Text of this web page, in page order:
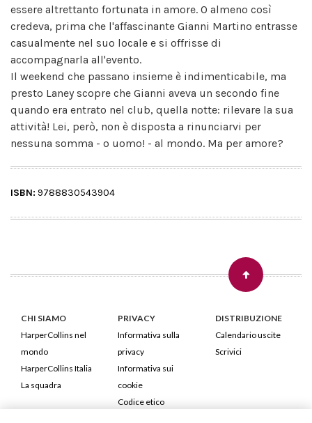
essere altrettanto fortunata in amore. O almeno così
credeva, prima che l'affascinante Gianni Martino entrasse
casualmente nel suo locale e si offrisse di
accompagnarla all'evento.
Il weekend che passano insieme è indimenticabile, ma
presto Laney scopre che Gianni aveva un secondo fine
quando era entrato nel club, quella notte: rilevare la sua
attività! Lei, però, non è disposta a rinunciarvi per
nessuna somma - o uomo! - al mondo. Ma per amore?
ISBN: 9788830543904
CHI SIAMO
HarperCollins nel
mondo
HarperCollins Italia
La squadra
PRIVACY
Informativa sulla
privacy
Informativa sui
cookie
Codice etico
DISTRIBUZIONE
Calendario uscite
Scrivici